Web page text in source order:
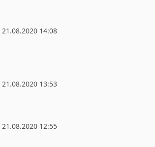
21.08.2020 14:08
21.08.2020 13:53
21.08.2020 12:55